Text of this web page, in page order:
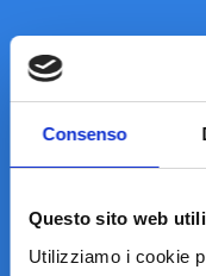
Consenso
Questo sito web
Utilizziamo i cookie
LA STRUTTURA
Informazioni
Contatti